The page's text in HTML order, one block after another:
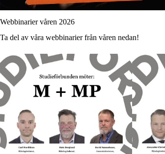
Webbinarier våren 2026
Ta del av våra webbinarier från våren nedan!